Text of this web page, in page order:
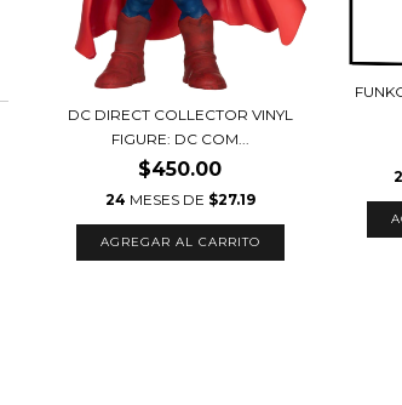
DC DIRECT COLLECTOR VINYL
FIGURE: DC COM...
$450.00
24 MESES DE $27.19